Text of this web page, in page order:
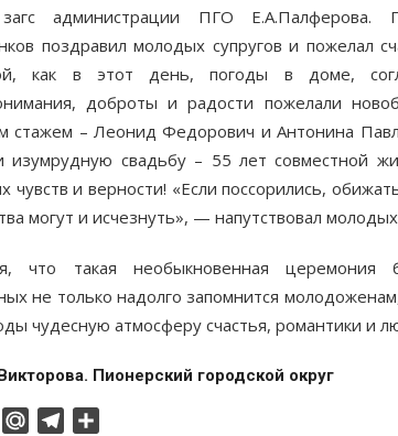
администрации ПГО Е.А.Палферова.
поздравил молодых супругов и пожелал
как в этот день, погоды в доме,
доброты и радости пожелали
стажем – Леонид Федорович и Антонина
изумрудную свадьбу – 55 лет совместной
чувств и верности! «Если поссорились,
могут и исчезнуть», — напутствовал
что такая необыкновенная церемония
не только надолго запомнится
чудесную атмосферу счастья, романтики и
Пионерский городской округ
Odnoklassniki
Mail.RuTelegram